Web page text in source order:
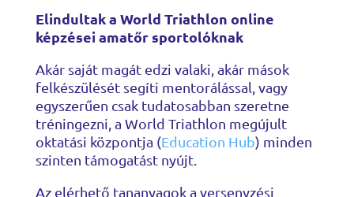
Elindultak a World Triathlon online
képzései amatőr sportolóknak
Akár saját magát edzi valaki, akár mások
felkészülését segíti mentorálással, vagy
egyszerűen csak tudatosabban szeretne
tréningezni, a World Triathlon megújult
oktatási központja (Education Hub) minden
szinten támogatást nyújt.
Az elérhető tananyagok a versenyzési